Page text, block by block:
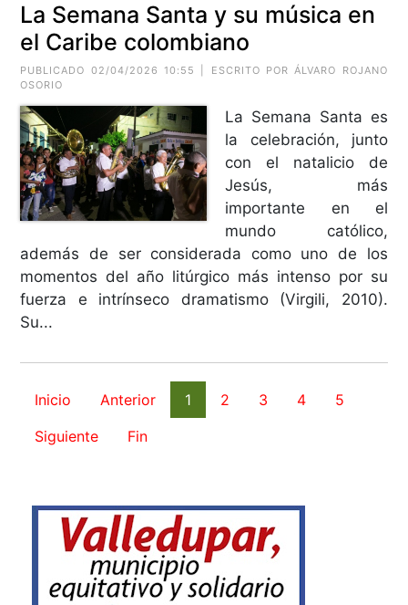
La Semana Santa y su música en
el Caribe colombiano
PUBLICADO 02/04/2026 10:55 | ESCRITO POR ÁLVARO ROJANO
OSORIO
La Semana Santa es
la celebración, junto
con el natalicio de
Jesús, más
importante en el
mundo católico,
además de ser considerada como uno de los
momentos del año litúrgico más intenso por su
fuerza e intrínseco dramatismo (Virgili, 2010).
Su...
Inicio Anterior 1 2 3 4
5
Siguiente
Fin